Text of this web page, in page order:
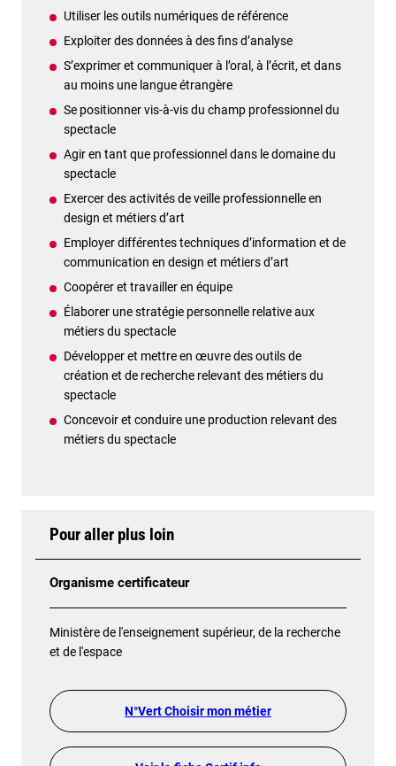
Utiliser les outils numériques de référence
Exploiter des données à des fins d’analyse
S’exprimer et communiquer à l’oral, à l’écrit, et dans
au moins une langue étrangère
Se positionner vis-à-vis du champ professionnel du
spectacle
Agir en tant que professionnel dans le domaine du
spectacle
Exercer des activités de veille professionnelle en
design et métiers d’art
Employer différentes techniques d’information et de
communication en design et métiers d’art
Coopérer et travailler en équipe
Élaborer une stratégie personnelle relative aux
métiers du spectacle
Développer et mettre en œuvre des outils de
création et de recherche relevant des métiers du
spectacle
Concevoir et conduire une production relevant des
métiers du spectacle
Pour aller plus loin
Organisme certificateur
Ministère de l'enseignement supérieur, de la recherche
et de l'espace
N°Vert Choisir mon métier